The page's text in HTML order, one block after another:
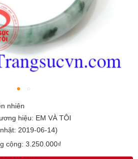
nhiên
hiệu: EM VÀ TÔI
2019-06-14)
cộng: 3.250.000₫